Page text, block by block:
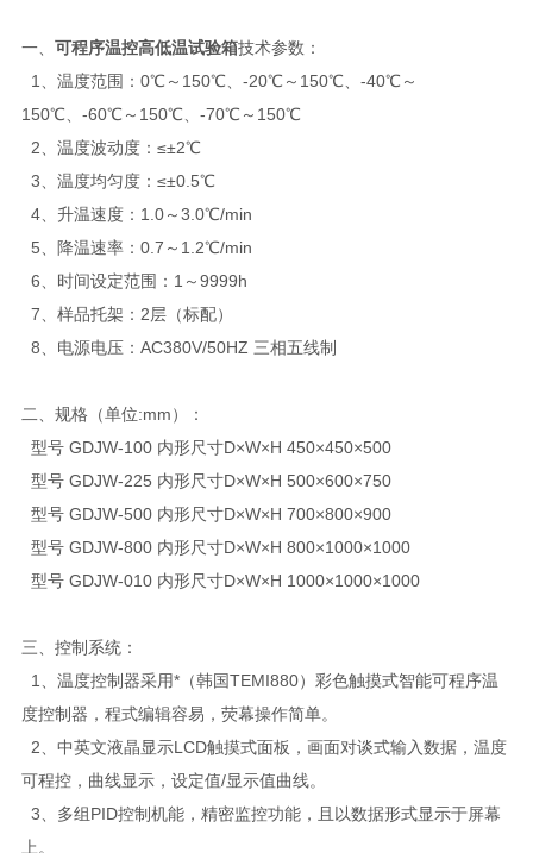
一、 可程序温控高低温试验箱技术参数：
1、温度范围：0℃～150℃、-20℃～150℃、-40℃～
150℃、-60℃～150℃、-70℃～150℃
2、温度波动度：≤±2℃
3、温度均匀度：≤±0.5℃
4、升温速度：1.0～3.0℃/min
5、降温速率：0.7～1.2℃/min
6、时间设定范围：1～9999h
7、样品托架：2层（标配）
8、电源电压：AC380V/50HZ 三相五线制
二、规格（单位:mm）：
型号 GDJW-100 内形尺寸D×W×H 450×450×500
型号 GDJW-225 内形尺寸D×W×H 500×600×750
型号 GDJW-500 内形尺寸D×W×H 700×800×900
型号 GDJW-800 内形尺寸D×W×H 800×1000×1000
型号 GDJW-010 内形尺寸D×W×H 1000×1000×1000
三、控制系统：
1、温度控制器采用*（韩国TEMI880）彩色触摸式智能可程序温
度控制器，程式编辑容易，荧幕操作简单。
2、中英文液晶显示LCD触摸式面板，画面对谈式输入数据，温度
可程控，曲线显示，设定值/显示值曲线。
3、多组PID控制机能，精密监控功能，且以数据形式显示于屏幕
上。